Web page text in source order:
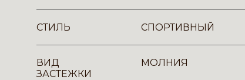
СТИЛЬ СПОРТИВНЫЙ
ВИД
ЗАСТЕЖКИ
МОЛНИЯ